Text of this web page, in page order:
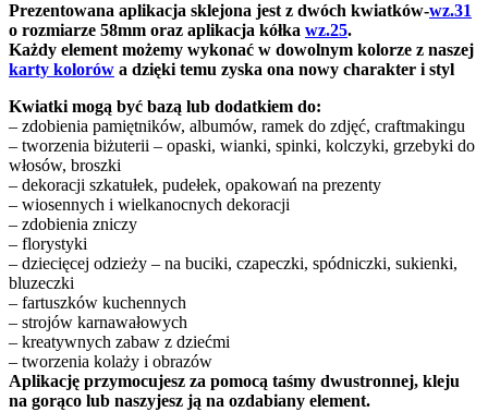
Prezentowana aplikacja sklejona jest z dwóch kwiatków-wz.31
o rozmiarze 58mm oraz aplikacja kółka wz.25.
Każdy element możemy wykonać w dowolnym kolorze z naszej
karty kolorów a dzięki temu zyska ona nowy charakter i styl
Kwiatki mogą być bazą lub dodatkiem do:
– zdobienia pamiętników, albumów, ramek do zdjęć, craftmakingu
– tworzenia biżuterii – opaski, wianki, spinki, kolczyki, grzebyki do
włosów, broszki
– dekoracji szkatułek, pudełek, opakowań na prezenty
– wiosennych i wielkanocnych dekoracji
– zdobienia zniczy
– florystyki
– dziecięcej odzieży – na buciki, czapeczki, spódniczki, sukienki,
bluzeczki
– fartuszków kuchennych
– strojów karnawałowych
– kreatywnych zabaw z dziećmi
– tworzenia kolaży i obrazów
Aplikację przymocujesz za pomocą taśmy dwustronnej, kleju
na gorąco lub naszyjesz ją na ozdabiany element.